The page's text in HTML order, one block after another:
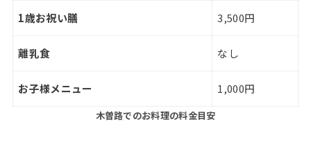
1歳お祝い膳 3,500円
離乳食 なし
お子様メニュー 1,000円
木曽路でのお料理の料金目安